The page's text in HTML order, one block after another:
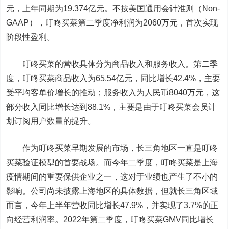
元，上年同期为19.374亿元。不按美国通用会计准则（Non-
GAAP），叮咚买菜第二季度净利润为2060万元，首次实现
阶段性盈利。
叮咚买菜的营收具体分为商品收入和服务收入。第二季
度，叮咚买菜商品收入为65.54亿元，同比增长42.4%，主要
受平均客单价增长的推动；服务收入为人民币8040万元，这
部分收入同比增长达到88.1%，主要是由于叮咚买菜会员计
划订阅用户数量的提升。
作为叮咚买菜早期发展的市场，长三角地区一直是叮咚
买菜验证模型的首要战场。而今年二季度，叮咚买菜是上海
疫情期间的重要保供企业之一，这对于业绩也产生了不小的
影响。公司尚未披露上海地区的具体数据，但就长三角区域
而言，今年上半年营收同比增长47.9%，并实现了3.7%的正
向经营利润率。2022年第二季度，叮咚买菜GMV同比增长